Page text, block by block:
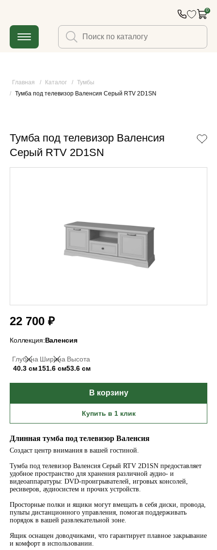
0
Главная / Каталог / Тумбы
/ Тумба под телевизор Валенсия Серый RTV 2D1SN
Тумба под телевизор Валенсия
Серый RTV 2D1SN
22 700 ₽
Коллекция:Валенсия
Глубина
40.3 см
Ширина
151.6 см
Высота
53.6 см
В корзину
Купить в 1 клик
Длинная тумба под телевизор Валенсия
Создаст центр внимания в вашей гостиной.
Тумба под телевизор Валенсия Серый RTV 2D1SN предоставляет
удобное пространство для хранения различной аудио- и
видеоаппаратуры: DVD-проигрывателей, игровых консолей,
ресиверов, аудиосистем и прочих устройств.
Просторные полки и ящики могут вмещать в себя диски, провода,
пульты дистанционного управления, помогая поддерживать
порядок в вашей развлекательной зоне.
Ящик оснащен доводчиками, что гарантирует плавное закрывание
и комфорт в использовании.